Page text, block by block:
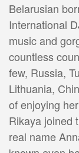
Belarusian
International
music and
countless
few, Russia,
Lithuania,
of enjoying
Rikaya joined
real name